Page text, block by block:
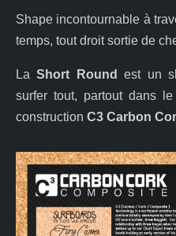
Shape incontournable à
temps, tout droit sortie de
LaShort Round
est un
surfer tout, partout dans
construction C3 Carbon